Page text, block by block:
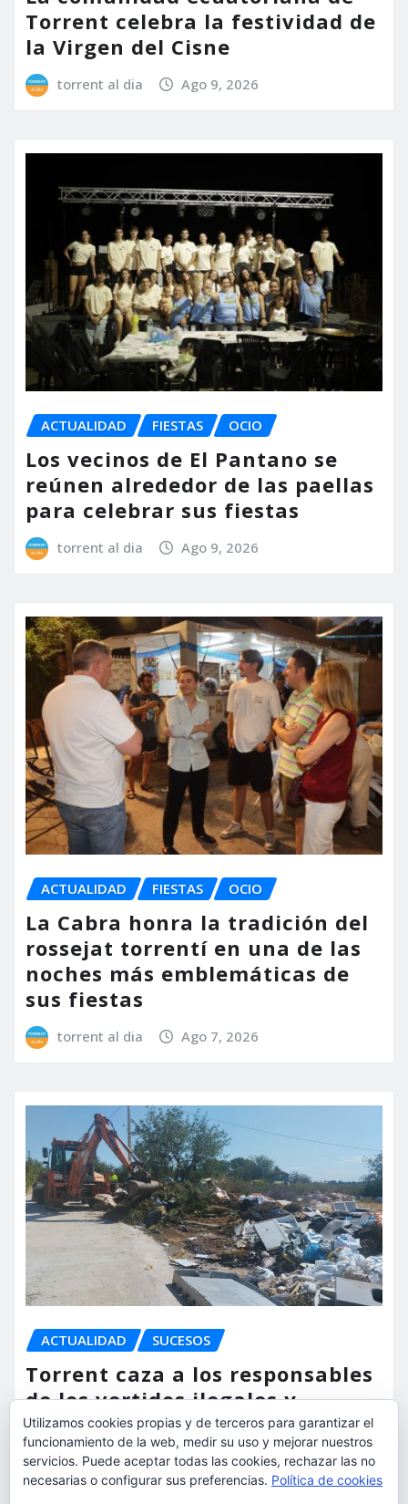
Torrent celebra la festividad de
la Virgen del Cisne
torrent al dia Ago 9, 2026
ACTUALIDAD FIESTAS OCIO
Los vecinos de El Pantano se
reúnen alrededor de las paellas
para celebrar sus fiestas
torrent al dia Ago 9, 2026
ACTUALIDAD FIESTAS OCIO
La Cabra honra la tradición del
rossejat torrentí en una de las
noches más emblemáticas de
sus fiestas
torrent al dia Ago 7, 2026
ACTUALIDAD SUCESOS
Torrent caza a los responsables
de los vertidos ilegales y
endurece las sanciones
torrent al dia Ago 7, 2026
Utilizamos cookies propias y de terceros para garantizar el
funcionamiento de la web, medir su uso y mejorar nuestros
servicios. Puede aceptar todas las cookies, rechazar las no
necesarias o configurar sus preferencias. Política de cookies